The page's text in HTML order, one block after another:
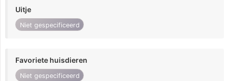
Uitje
Niet gespecificeerd
Favoriete huisdieren
Niet gespecificeerd